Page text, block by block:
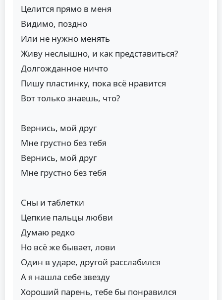
Целится прямо в меня
Видимо, поздно
Или не нужно менять
Живу неслышно, и как представиться?
Долгожданное ничто
Пишу пластинку, пока всё нравится
Вот только знаешь, что?
Вернись, мой друг
Мне грустно без тебя
Вернись, мой друг
Мне грустно без тебя
Сны и таблетки
Цепкие пальцы любви
Думаю редко
Но всё же бывает, лови
Один в ударе, другой расслабился
А я нашла себе звезду
Хороший парень, тебе бы понравился